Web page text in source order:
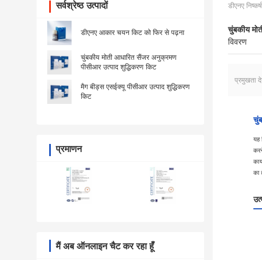
सर्वश्रेष्ठ उत्पादों
डीएनए आकार चयन किट को फिर से पढ़ना
चुंबकीय मोती आधारित सैंजर अनुक्रमण
पीसीआर उत्पाद शुद्धिकरण किट
मैग बीड्स एसईक्यू पीसीआर उत्पाद शुद्धिकरण
किट
प्रमाणन
मैं अब ऑनलाइन चैट कर रहा हूँ
डीएनए
चुंबकीय
विवरण
प्रमुखता
यह
का